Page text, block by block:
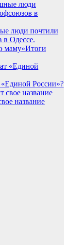
люди почтили
Одессе.
Итоги
России»?
название